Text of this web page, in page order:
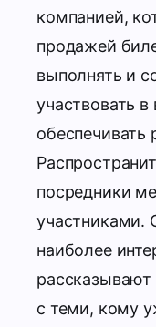
компанией,
продажей
выполнять и
участвовать
обеспечивать
посредники
участниками.
наиболее
рассказывают
с теми, кому